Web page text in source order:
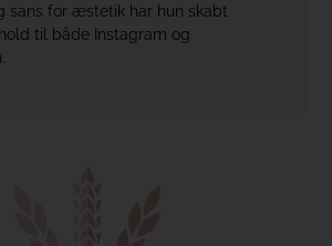
sans for æstetik har hun skabt
til både Instagram og